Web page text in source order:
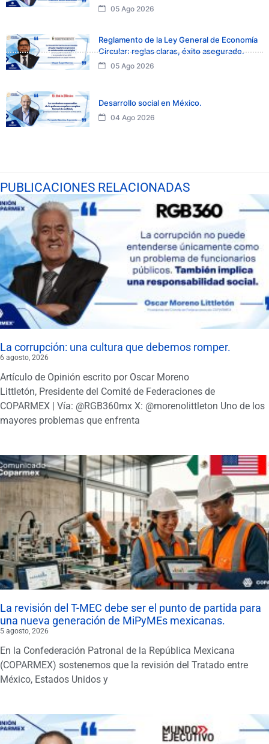
05 Ago 2026
Reglamento de la Ley General de Economía
Circular: reglas claras, éxito asegurado.
05 Ago 2026
Desarrollo social en México.
04 Ago 2026
PUBLICACIONES RELACIONADAS
La corrupción: una cultura que debemos romper.
6 agosto, 2026
Artículo de Opinión escrito por Oscar Moreno
Littletón, Presidente del Comité de Federaciones de
COPARMEX | Vía: @RGB360mx X: @morenolittleton Uno de los
mayores problemas que enfrenta
La revisión del T-MEC debe ser el punto de partida para
una nueva generación de MiPyMEs mexicanas.
5 agosto, 2026
En la Confederación Patronal de la República Mexicana
(COPARMEX) sostenemos que la revisión del Tratado entre
México, Estados Unidos y